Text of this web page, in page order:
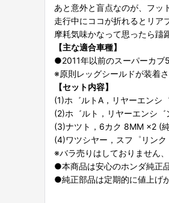
あと意外と盲点なのが、フッ
走行中にココが折れるとリア
摩耗気味かなって思ったら躊
【主な適合車種】
●2011年以前のスーパーカ
※原則レッグシールドが装着
【セット内容】
(1)ホ゛ルトA，リヤーエン
(2)ホ゛ルト，リヤーエンシ
(3)ナツト，6カク 8MM ×2 (
(4)ワツシヤー，スフ゜リン
※バラ売りはしておりません、
●本商品は安心のホンダ純正品
●純正部品は定期的に値上げ